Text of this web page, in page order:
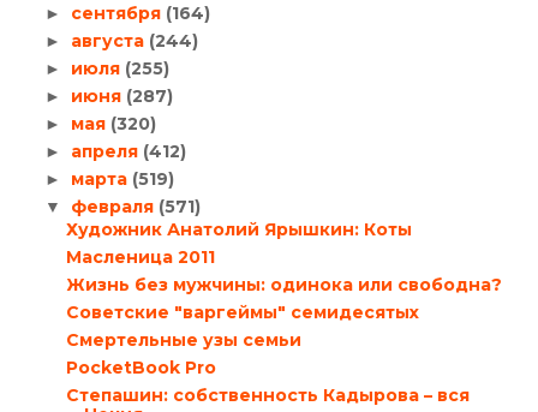
► сентября (164)
► августа (244)
► июля (255)
► июня (287)
► мая (320)
► апреля (412)
► марта (519)
▼ февраля (571)
Художник Анатолий Ярышкин: Коты
Масленица 2011
Жизнь без мужчины: одинока или свободна?
Советские "варгеймы" семидесятых
Смертельные узы семьи
PocketBook Pro
Степашин: собственность Кадырова – вся